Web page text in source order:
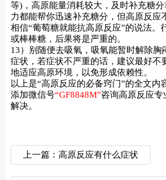
等)，高原能量消耗较大，及时补充糖
力都能帮你迅速补充糖分，但高原反应
相信“葡萄糖就能抗高原反应”的说法。
或棒棒糖，后果将是严重的。
13）别随便去吸氧，吸氧能暂时解除胸
症状，若症状不严重的话，建议最好不
地适应高原环境，以免形成依赖性。
以上是“高原反应的必备窍门”的全文内
添加微信号“GF8848M”咨询高原反应
解决。
上一篇：高原反应有什么症状